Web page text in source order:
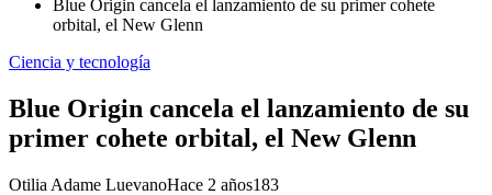
Blue Origin cancela el lanzamiento de su primer cohete
orbital, el New Glenn
Ciencia y tecnología
Blue Origin cancela el lanzamiento de su
primer cohete orbital, el New Glenn
Otilia Adame LuevanoHace 2 años183